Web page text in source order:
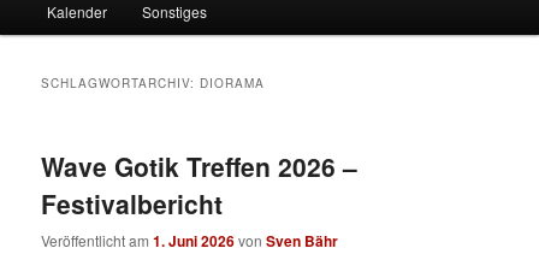
Kalender Sonstiges
SCHLAGWORTARCHIV: DIORAMA
Wave Gotik Treffen 2026 –
Festivalbericht
Veröffentlicht am1. Juni 2026vonSven Bähr